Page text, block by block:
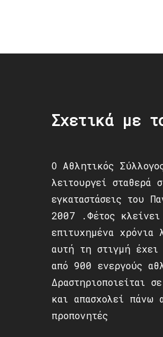
Σχετικά με
Ο Αθλητικός
λειτουργεί σταθερά
εγκαταστάσεις του
2007 .Φέτος κλείνει
επιτυχημένα χρόνια
αυτή τη στιγμή έχει
από 900 ενεργούς
Δραστηριοποιείται
και απασχολεί πάνω
προπονητές